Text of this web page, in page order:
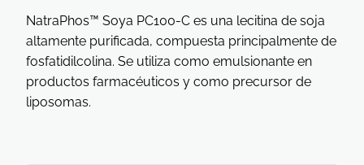
NatraPhos™ Soya PC100-C es una lecitina de soja
altamente purificada, compuesta principalmente de
fosfatidilcolina. Se utiliza como emulsionante en
productos farmacéuticos y como precursor de
liposomas.